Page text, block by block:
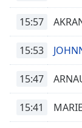
15:57
15:53
15:47
15:41